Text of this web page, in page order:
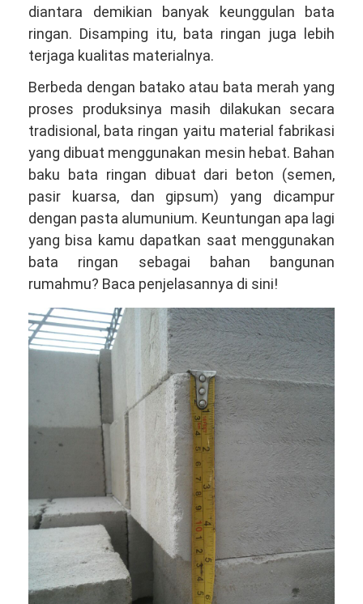
diantara demikian banyak keunggulan bata
ringan. Disamping itu, bata ringan juga lebih
terjaga kualitas materialnya.
Berbeda dengan batako atau bata merah yang
proses produksinya masih dilakukan secara
tradisional, bata ringan yaitu material fabrikasi
yang dibuat menggunakan mesin hebat. Bahan
baku bata ringan dibuat dari beton (semen,
pasir kuarsa, dan gipsum) yang dicampur
dengan pasta alumunium. Keuntungan apa lagi
yang bisa kamu dapatkan saat menggunakan
bata ringan sebagai bahan bangunan
rumahmu? Baca penjelasannya di sini!